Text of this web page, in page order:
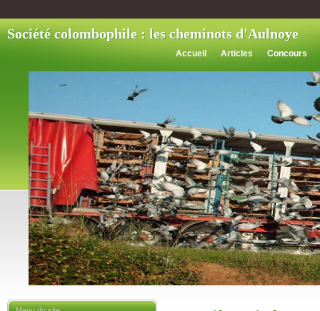
Société colombophile : les cheminots d'Aulnoye
Accueil Articles Concours